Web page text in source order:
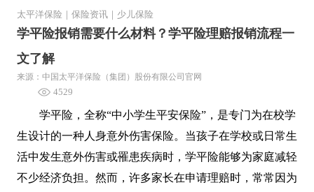
太平洋保险 保险资讯 少儿保险
学平险报销需要什么材料？学平险理赔报销流程一
文了解
来源：中国太平洋保险（集团）股份有限公司官网
4529
学平险，全称“中小学生平安保险”，是专门为在校学
生设计的一种人身意外伤害保险。当孩子在学校或日常生
活中发生意外伤害或罹患疾病时，学平险能够为家庭减轻
不少经济负担。然而，许多家长在申请理赔时，常常因为